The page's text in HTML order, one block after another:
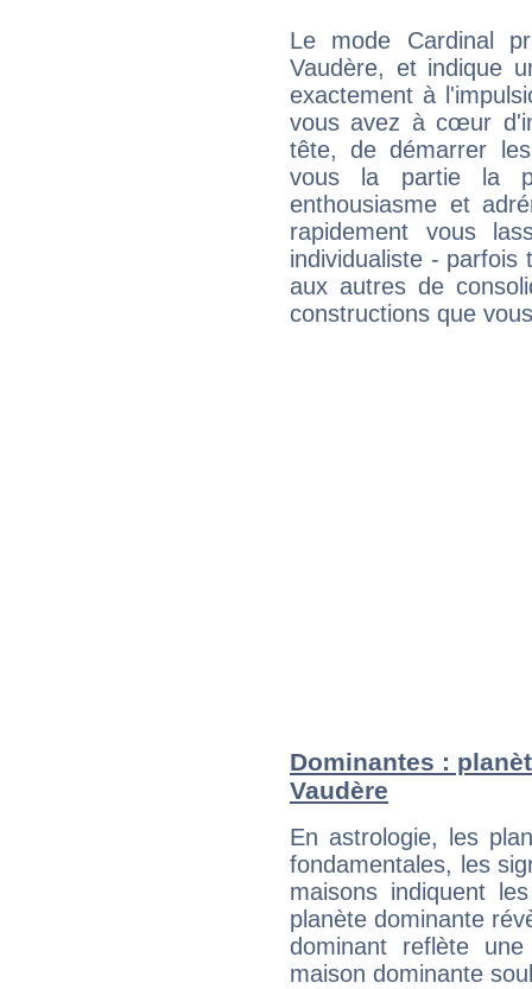
Le mode Cardinal
Vaudère, et indique
exactement à
vous avez à cœur
tête, de démarrer
vous la partie la
enthousiasme et
rapidement vous
individualiste -
aux autres de
constructions que
Dominantes :
Vaudère
En astrologie, les
fondamentales, les
maisons indiquent
planète dominante
dominant reflète
maison dominante